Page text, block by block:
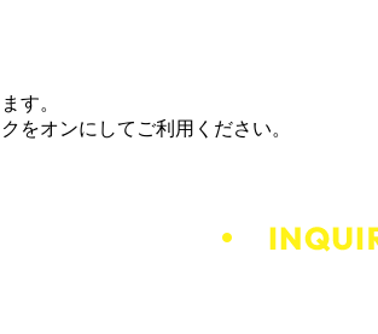
す。
をオンにしてご利用ください。